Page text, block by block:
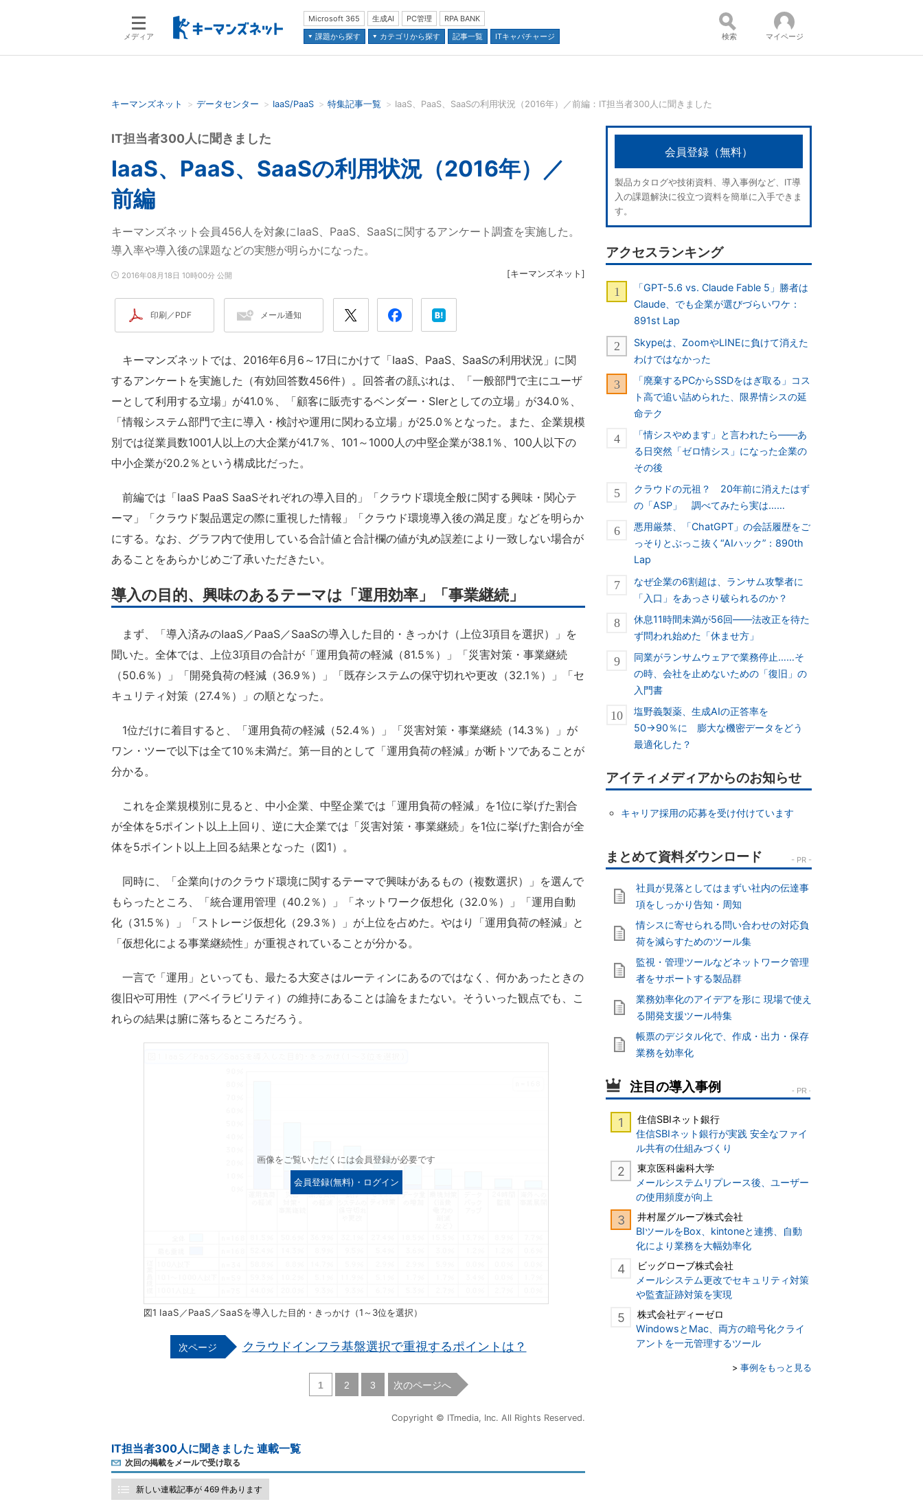
メディア
Microsoft 365 生成AI PC管理
RPA BANK
課題から探す
カテゴリから探す 記事一覧 ITキャパチャージ
検索語を入力してください コンテンツ：
並び順：
検索 マイページ
キーマンズネット データセンター IaaS/PaaS 特集記事一覧 IaaS、PaaS、SaaSの利用状況（2016年）／前編：IT担当者300人に聞きました
IaaS、PaaS、SaaSの利用状況（2016年）／
前編
IT担当者300人に聞きました
キーマンズネット会員456人を対象にIaaS、PaaS、SaaSに関するアンケート調査を実施した。
導入率や導入後の課題などの実態が明らかになった。
2016年08月18日 10時00分 公開 [キーマンズネット ]
印刷／PDF メール通知
キーマンズネットでは、2016年6月6～17日にかけて「IaaS、PaaS、SaaSの利用状況」に関
するアンケートを実施した（有効回答数456件）。回答者の顔ぶれは、「一般部門で主にユーザ
ーとして利用する立場」が41.0％、「顧客に販売するベンダー・SIerとしての立場」が34.0％、
「情報システム部門で主に導入・検討や運用に関わる立場」が25.0％となった。また、企業規模
別では従業員数1001人以上の大企業が41.7％、101～1000人の中堅企業が38.1％、100人以下の
中小企業が20.2％という構成比だった。
前編では「IaaS PaaS SaaSそれぞれの導入目的」「クラウド環境全般に関する興味・関心テ
ーマ」「クラウド製品選定の際に重視した情報」「クラウド環境導入後の満足度」などを明らか
にする。なお、グラフ内で使用している合計値と合計欄の値が丸め誤差により一致しない場合が
あることをあらかじめご了承いただきたい。
導入の目的、興味のあるテーマは「運用効率」「事業継続」
まず、「導入済みのIaaS／PaaS／SaaSの導入した目的・きっかけ（上位3項目を選択）」を
聞いた。全体では、上位3項目の合計が「運用負荷の軽減（81.5％）」「災害対策・事業継続
（50.6％）」「開発負荷の軽減（36.9％）」「既存システムの保守切れや更改（32.1％）」「セ
キュリティ対策（27.4％）」の順となった。
1位だけに着目すると、「運用負荷の軽減（52.4％）」「災害対策・事業継続（14.3％）」が
ワン・ツーで以下は全て10％未満だ。第一目的として「運用負荷の軽減」が断トツであることが
分かる。
これを企業規模別に見ると、中小企業、中堅企業では「運用負荷の軽減」を1位に挙げた割合
が全体を5ポイント以上上回り、逆に大企業では「災害対策・事業継続」を1位に挙げた割合が全
体を5ポイント以上上回る結果となった（図1）。
同時に、「企業向けのクラウド環境に関するテーマで興味があるもの（複数選択）」を選んで
もらったところ、「統合運用管理（40.2％）」「ネットワーク仮想化（32.0％）」「運用自動
化（31.5％）」「ストレージ仮想化（29.3％）」が上位を占めた。やはり「運用負荷の軽減」と
「仮想化による事業継続性」が重視されていることが分かる。
一言で「運用」といっても、最たる大変さはルーティンにあるのではなく、何かあったときの
復旧や可用性（アベイラビリティ）の維持にあることは論をまたない。そういった観点でも、こ
れらの結果は腑に落ちるところだろう。
画像をご覧いただくには会員登録が必要です
会員登録(無料)・ログイン
図1 IaaS／PaaS／SaaSを導入した目的・きっかけ（1～3位を選択）
クラウドインフラ基盤選択で重視するポイントは？
1 2 3 次のページへ
Copyright © ITmedia, Inc. All Rights Reserved.
IT担当者300人に聞きました 連載一覧
次回の掲載をメールで受け取る
新しい連載記事が 469 件あります
会員登録（無料）
製品カタログや技術資料、導入事例など、IT導
入の課題解決に役立つ資料を簡単に入手できま
す。
アクセスランキング
「GPT-5.6 vs. Claude Fable 5」勝者は
Claude、でも企業が選びづらいワケ：
891st Lap
Skypeは、ZoomやLINEに負けて消えた
わけではなかった
「廃棄するPCからSSDをはぎ取る」コス
ト高で追い詰められた、限界情シスの延
命テク
「情シスやめます」と言われたら――あ
る日突然「ゼロ情シス」になった企業の
その後
クラウドの元祖？ 20年前に消えたはず
の「ASP」 調べてみたら実は……
悪用厳禁、「ChatGPT」の会話履歴をご
っそりとぶっこ抜く“AIハック”：890th
Lap
なぜ企業の6割超は、ランサム攻撃者に
「入口」をあっさり破られるのか？
休息11時間未満が56回――法改正を待た
ず問われ始めた「休ませ方」
同業がランサムウェアで業務停止……そ
の時、会社を止めないための「復旧」の
入門書
塩野義製薬、生成AIの正答率を
50→90％に 膨大な機密データをどう
最適化した？
アイティメディアからのお知らせ
キャリア採用の応募を受け付けています
社員が見落としてはまずい社内の伝達事
項をしっかり告知・周知
情シスに寄せられる問い合わせの対応負
荷を減らすためのツール集
監視・管理ツールなどネットワーク管理
者をサポートする製品群
業務効率化のアイデアを形に 現場で使え
る開発支援ツール特集
帳票のデジタル化で、作成・出力・保存
業務を効率化